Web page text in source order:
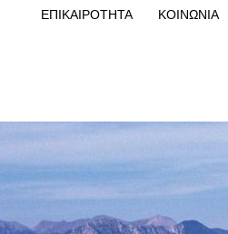
ΕΠΙΚΑΙΡΟΤΗΤΑ ΚΟΙΝΩΝΙΑ